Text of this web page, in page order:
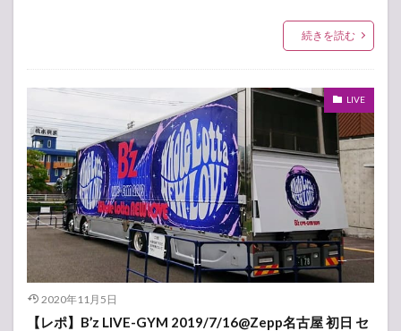
続きを読む
LIVE
2020年11月5日
【レポ】B’z LIVE-GYM 2019/7/16@Zepp名古屋 初日 セ